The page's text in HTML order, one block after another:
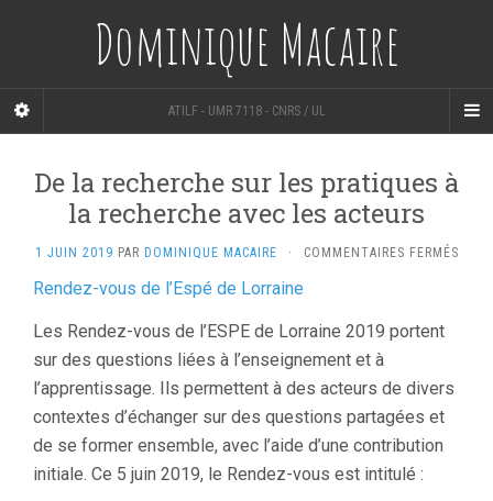
Dominique Macaire
ATILF - UMR 7118 - CNRS / UL
De la recherche sur les pratiques à
la recherche avec les acteurs
1 JUIN 2019 PAR DOMINIQUE MACAIRE · COMMENTAIRES FERMÉSSUR
Rendez-vous de l’Espé de Lorraine
Les Rendez-vous de l’ESPE de Lorraine 2019 portent
sur des questions liées à l’enseignement et à
l’apprentissage. Ils permettent à des acteurs de divers
contextes d’échanger sur des questions partagées et
de se former ensemble, avec l’aide d’une contribution
initiale. Ce 5 juin 2019, le Rendez-vous est intitulé :